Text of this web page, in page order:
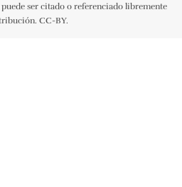
ser citado o referenciado libremente
CC-BY.